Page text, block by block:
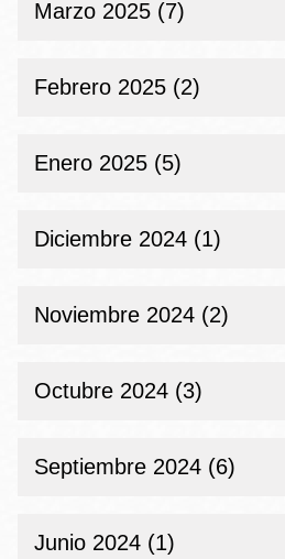
Marzo 2025 (7)
Febrero 2025 (2)
Enero 2025 (5)
Diciembre 2024 (1)
Noviembre 2024 (2)
Octubre 2024 (3)
Septiembre 2024 (6)
Junio 2024 (1)